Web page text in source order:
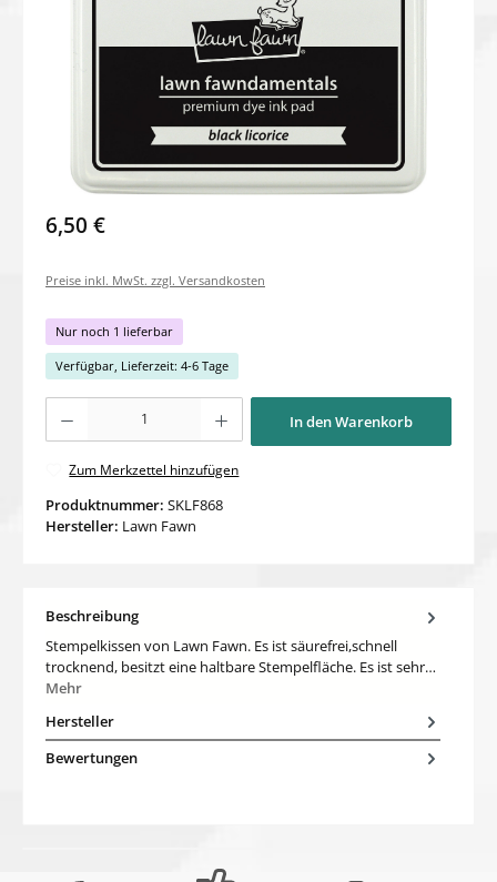
6,50 €
Preise inkl. MwSt. zzgl. Versandkosten
Nur noch 1 lieferbar
Verfügbar, Lieferzeit: 4-6 Tage
Produkt Anzahl: Gib den gewünschten Wert ein oder benutze die Schaltflächen um
In den Warenkorb
Zum Merkzettel hinzufügen
Produktnummer: SKLF868
Hersteller: Lawn Fawn
Beschreibung
Stempelkissen von Lawn Fawn. Es ist säurefrei,schnell
trocknend, besitzt eine haltbare Stempelfläche. Es ist sehr…
Mehr
Hersteller
Bewertungen